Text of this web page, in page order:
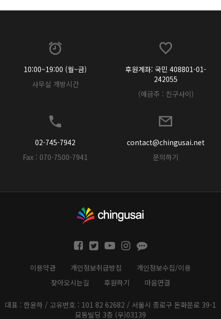
10:00~19:00 (월~금)
사무실 개방시간
후원계좌: 국민 408801-01-
242055
(예금주 : 친구사이)
02-745-7942
Fax : 070-7500-7941
contact@chingusai.net
문의하기
이용약관 개인정보취급방침
개인정보수집/이용
찾아오시는길
후원하기 마음연결
대표 : 한윤하 / 고유번호 : 101 82 62682 / 서울시 종로구 돈화문로 39-1
묘동빌딩 3층 (우)03139